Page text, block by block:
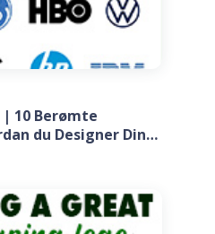
10 Berømte
du Designer Din